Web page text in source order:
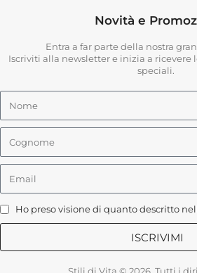
Novità e
Entra a far parte della nostra
Iscriviti alla newsletter e inizia a ricevere
speciali.
Ho preso visione di quanto descritto
ISCRIVIMI